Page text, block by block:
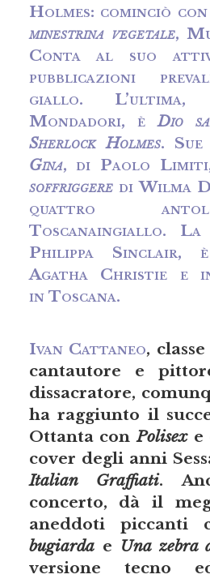
Holmes: cominciò
minestrina vegetale,
Conta al suo
pubblicazioni
giallo.
Mondadori, èDio
Sherlock Holmes.
Gina, di Paolo
soffriggeredi Wilma
quattro
Toscanaingiallo. La
Philippa Sinclair,
Agatha Christie e
in Toscana.
Ivan Cattaneo,
cantautore e
dissacratore,
ha raggiunto il
Ottanta conPolisexe
cover degli anni
Italian Graffiati.
concerto, dà il
aneddoti piccanti
bugiardae Una zebra
versione tecno